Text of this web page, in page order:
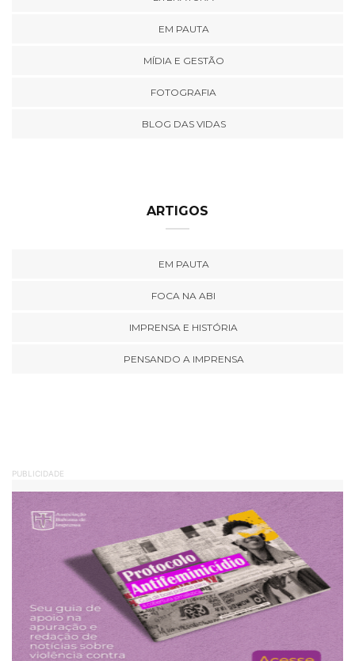
EM PAUTA
MÍDIA E GESTÃO
FOTOGRAFIA
BLOG DAS VIDAS
ARTIGOS
EM PAUTA
FOCA NA ABI
IMPRENSA E HISTÓRIA
PENSANDO A IMPRENSA
PUBLICIDADE